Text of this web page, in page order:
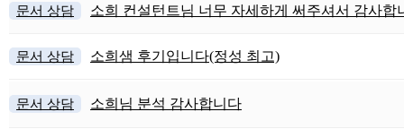
문서 상담 소희 컨설턴트님 너무 자세하게 써주셔서 감사합
문서 상담 소희샘 후기입니다(정성 최고)
문서 상담 소희님 분석 감사합니다